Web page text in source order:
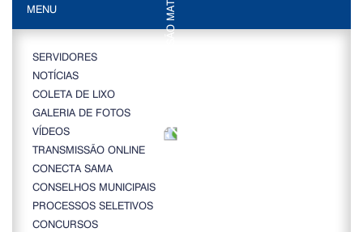
MENU
SERVIDORES
NOTÍCIAS
COLETA DE LIXO
GALERIA DE FOTOS
VÍDEOS
TRANSMISSÃO ONLINE
CONECTA SAMA
CONSELHOS MUNICIPAIS
PROCESSOS SELETIVOS
CONCURSOS